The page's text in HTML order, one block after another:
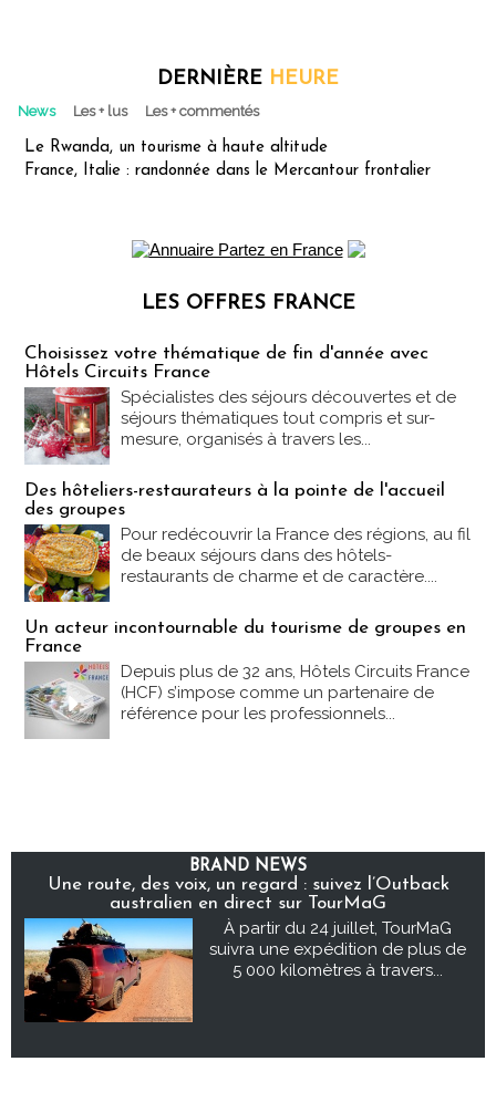
DERNIÈRE HEURE
News Les + lus Les + commentés
Le Rwanda, un tourisme à haute altitude
France, Italie : randonnée dans le Mercantour frontalier
LES OFFRES FRANCE
Choisissez votre thématique de fin d'année avec
Hôtels Circuits France
Spécialistes des séjours découvertes et de
séjours thématiques tout compris et sur-
mesure, organisés à travers les...
Des hôteliers-restaurateurs à la pointe de l'accueil
des groupes
Pour redécouvrir la France des régions, au fil
de beaux séjours dans des hôtels-
restaurants de charme et de caractère....
Un acteur incontournable du tourisme de groupes en
France
Depuis plus de 32 ans, Hôtels Circuits France
(HCF) s’impose comme un partenaire de
référence pour les professionnels...
BRAND NEWS
Une route, des voix, un regard : suivez l’Outback
australien en direct sur TourMaG
À partir du 24 juillet, TourMaG
suivra une expédition de plus de
5 000 kilomètres à travers...